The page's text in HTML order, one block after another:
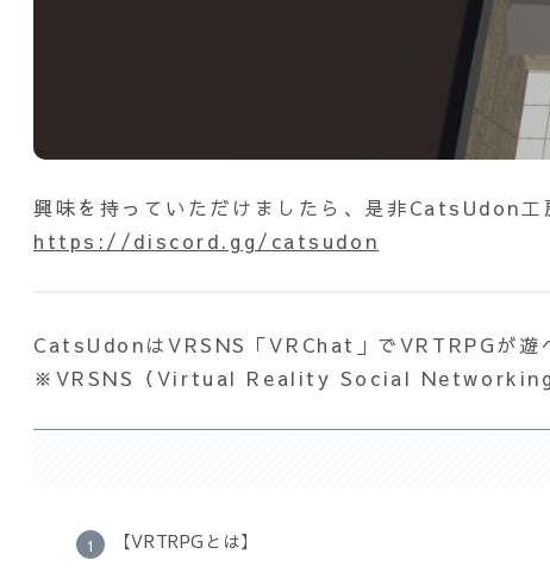
興味を持っていただけましたら、是非CatsUdon
https://discord.gg/catsudon
CatsUdonはVRSNS「VRChat」でVRTRPGが遊
※VRSNS（Virtual Reality Social Networking
【VRTRPGとは】